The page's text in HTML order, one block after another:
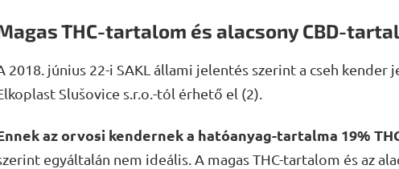
THC-tartalom és alacsony CBD-
2018. június 22-i SAKL állami jelentés szerint a cseh kender
Slušovice s.r.o.-tól érhető el (2).
az orvosi kendernek a hatóanyag-tartalma 19%
egyáltalán nem ideális. A magas THC-tartalom és az